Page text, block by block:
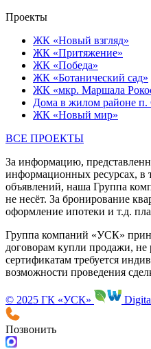
Проекты
ЖК «Новый взгляд»
ЖК «Притяжение»
ЖК «Победа»
ЖК «Ботанический сад»
ЖК «мкр. Маршала
Дома в жилом районе п.
ЖК «Новый мир»
ВСЕ ПРОЕКТЫ
За информацию,
информационных ресурсах, в
объявлений, наша Группа
не несёт. За бронирование
оформление ипотеки и т.д.
Группа компаний «УСК»
договорам купли продажи, не
сертификатам требуется
возможности проведения
© 2025 ГК «УСК»
Позвонить